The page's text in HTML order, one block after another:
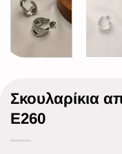
Σκουλαρίκια
Ε260